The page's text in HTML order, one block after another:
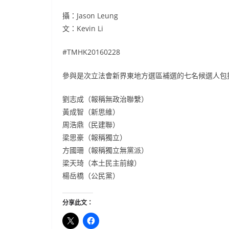
攝：Jason Leung
文：Kevin Li
#TMHK20160228
參與是次立法會新界東地方選區補選的七名候選人包
劉志成（報稱無政治聯繫）
黃成智（新思維）
周浩鼎（民建聯）
梁思豪（報稱獨立）
方國珊（報稱獨立無黨派）
梁天琦（本土民主前線）
楊岳橋（公民黨）
分享此文：